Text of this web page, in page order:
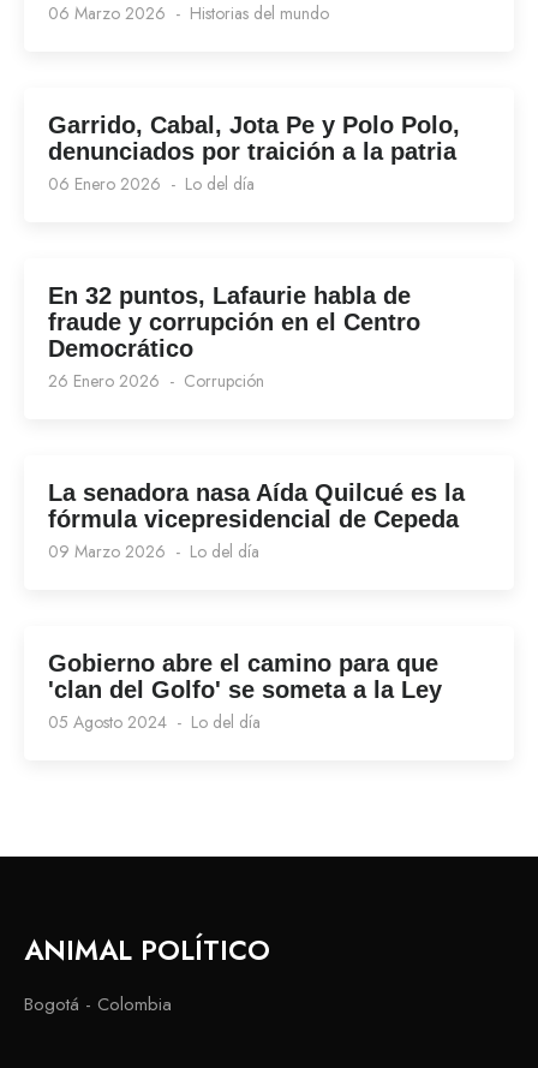
06 Marzo 2026 Historias del mundo
Garrido, Cabal, Jota Pe y Polo Polo,
denunciados por traición a la patria
06 Enero 2026 Lo del día
En 32 puntos, Lafaurie habla de
fraude y corrupción en el Centro
Democrático
26 Enero 2026 Corrupción
La senadora nasa Aída Quilcué es la
fórmula vicepresidencial de Cepeda
09 Marzo 2026 Lo del día
Gobierno abre el camino para que
'clan del Golfo' se someta a la Ley
05 Agosto 2024 Lo del día
ANIMAL POLÍTICO
Bogotá - Colombia